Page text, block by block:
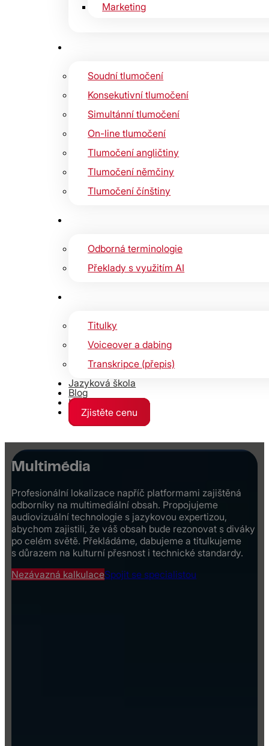
Marketing
Soudní tlumočení
Konsekutivní tlumočení
Simultánní tlumočení
On-line tlumočení
Tlumočení angličtiny
Tlumočení němčiny
Tlumočení čínštiny
Odborná terminologie
Překlady s využitím AI
Titulky
Voiceover a dabing
Transkripce (přepis)
Jazyková škola
Blog
Kontakty
Zjistěte cenu
Multimédia
Profesionální lokalizace napříč platformami zajištěná
odborníky na multimediální obsah. Propojujeme
audiovizuální technologie s jazykovou expertizou,
abychom zajistili, že váš obsah bude rezonovat s diváky
po celém světě. Překládáme, dabujeme a titulkujeme
s důrazem na kulturní přesnost i technické standardy.
Nezávazná kalkulaceSpojit se specialistou